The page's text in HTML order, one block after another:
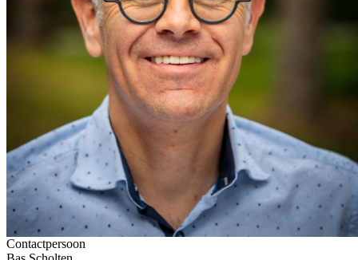
Contactpersoon